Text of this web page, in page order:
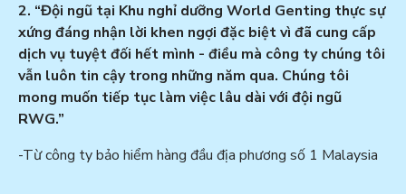
2. “Đội ngũ tại Khu nghỉ dưỡng World Genting thực sự
xứng đáng nhận lời khen ngợi đặc biệt vì đã cung cấp
dịch vụ tuyệt đối hết mình - điều mà công ty chúng tôi
vẫn luôn tin cậy trong những năm qua. Chúng tôi
mong muốn tiếp tục làm việc lâu dài với đội ngũ
RWG.”
-Từ công ty bảo hiểm hàng đầu địa phương số 1 Malaysia